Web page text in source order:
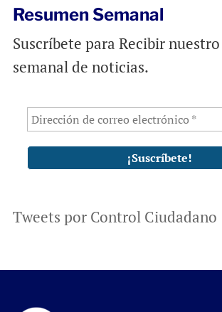
Resumen Semanal
Suscríbete para Recibir
semanal de noticias.
Tweets por Control Ciudadano